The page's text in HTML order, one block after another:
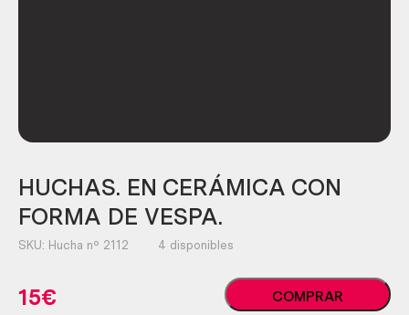
HUCHAS. EN CERÁMICA CON
FORMA DE VESPA.
SKU: Hucha nº 2112 4 disponibles
15€
HUCHAS.
EN
COMPRAR